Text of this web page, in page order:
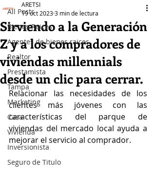
All Posts
Bienes Raices
Agentes de bienes raices
Realtor
Prestamista
Tampa
Marketing
Casa
Vivienda
Inversionista
Seguro de Titulo
Sirviendo a la Generación
Z y a los compradores de
viviendas millennials
desde un clic para cerrar.
ARETSI
19 oct 20233 min de lectura
Relacionar las necesidades de los
clientes más jóvenes con las
características del parque de
viviendas del mercado local ayuda a
mejorar el servicio al comprador.